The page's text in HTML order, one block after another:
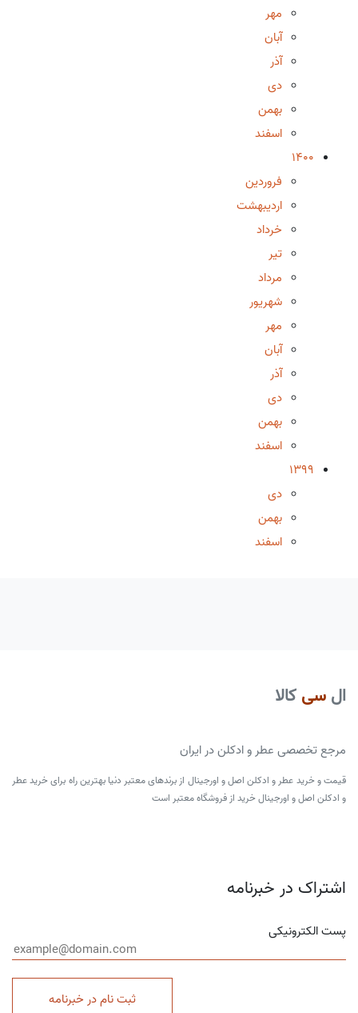
مهر
آبان
آذر
دی
بهمن
اسفند
1400
فروردین
اردیبهشت
خرداد
تیر
مرداد
شهریور
مهر
آبان
آذر
دی
بهمن
اسفند
1399
دی
بهمن
اسفند
ال سی کالا
مرجع تخصصی عطر و ادکلن در ایران
قیمت و خرید عطر و ادکلن اصل و اورجینال از برندهای معتبر دنیا بهترین راه برای خرید عطر
و ادکلن اصل و اورجینال خرید از فروشگاه معتبر است
اشتراک در خبرنامه
پست الکترونیکی
ثبت نام در خبرنامه